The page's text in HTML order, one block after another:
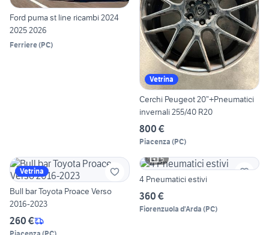
Ford puma st line ricambi 2024
2025 2026
Ferriere(PC)
Vetrina
Cerchi Peugeot 20”+Pneumatici
invernali 255/40 R20
800 €
Piacenza (PC)
Vetrina
Bull bar Toyota Proace Verso
2016-2023
260 €
5
4 Pneumatici estivi
360 €
Fiorenzuola d'Arda (PC)